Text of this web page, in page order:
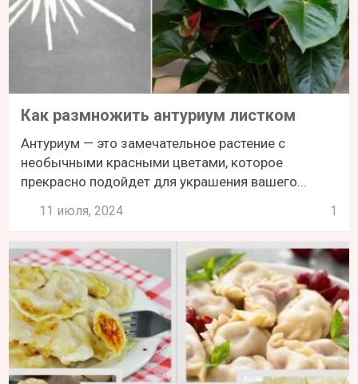
Как размножить антуриум листком
Антуриум — это замечательное растение с
необычными красными цветами, которое
прекрасно подойдет для украшения вашего...
11 июля, 2024 1